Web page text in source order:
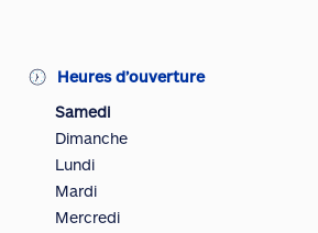
Heures d’ouverture
Samedi
Dimanche
Lundi
Mardi
Mercredi